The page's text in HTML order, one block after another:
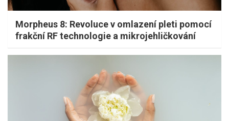
Morpheus 8: Revoluce v omlazení pleti pomocí
frakční RF technologie a mikrojehličkování